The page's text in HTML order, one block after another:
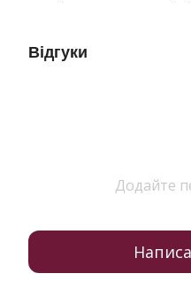
Відгуки
Додайте